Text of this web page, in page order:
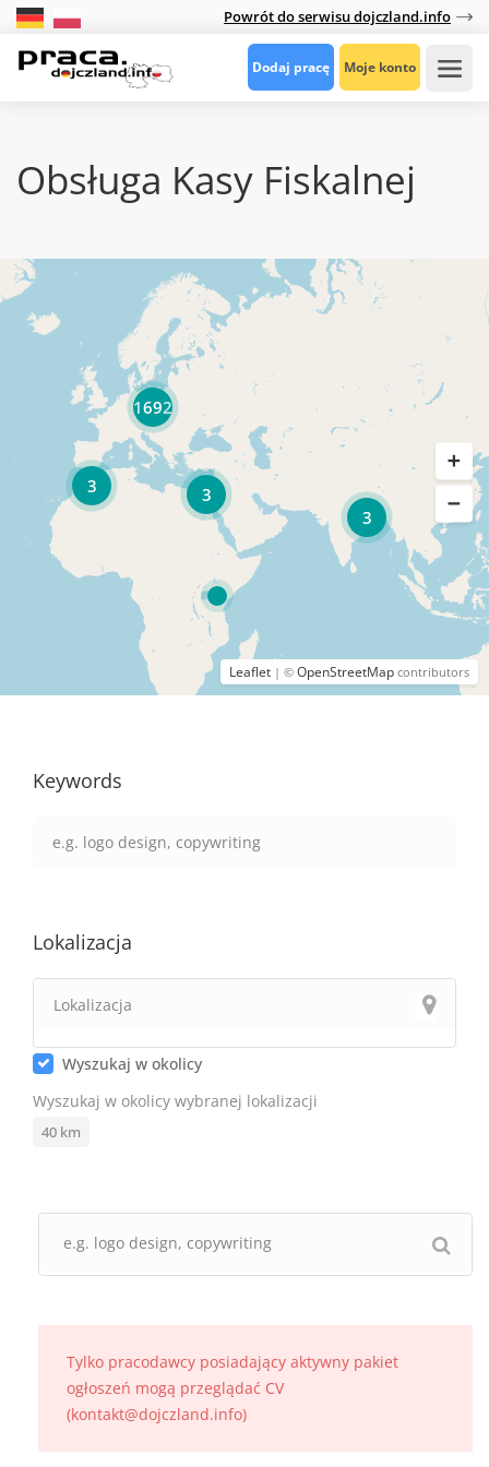
Powrót do serwisu dojczland.info
Dodaj pracę Moje konto
Obsługa Kasy Fiskalnej
3
3
3
1692
Leaflet | © OpenStreetMap contributors
Keywords
Lokalizacja
Wyszukaj w okolicy
Wyszukaj w okolicy wybranej lokalizacji
40 km
Tylko pracodawcy posiadający aktywny pakiet
ogłoszeń mogą przeglądać CV
(kontakt@dojczland.info)